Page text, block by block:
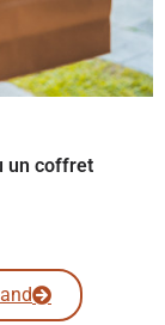
un coffret